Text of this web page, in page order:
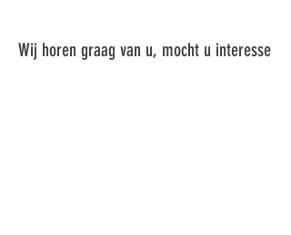
Wij horen graag van u, mocht u interesse